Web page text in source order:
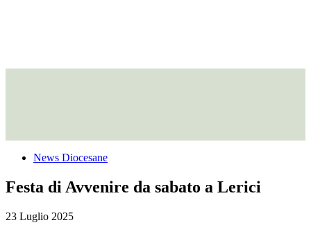
News Diocesane
Festa di Avvenire da sabato a Lerici
23 Luglio 2025